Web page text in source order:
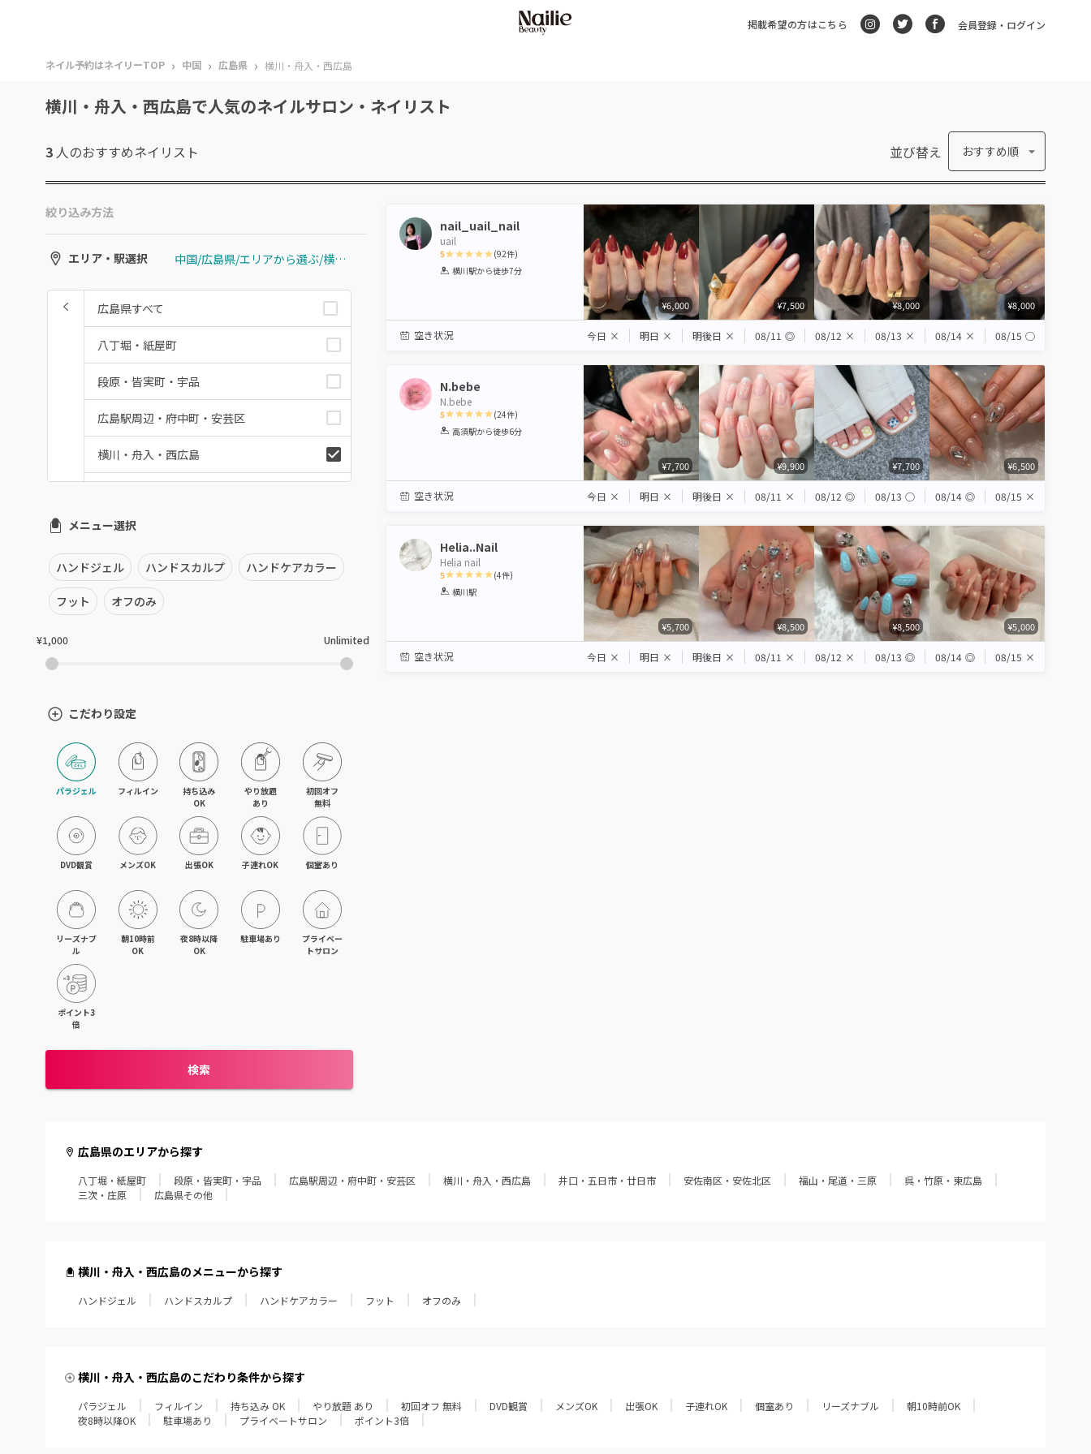
掲載希望の方はこちら 会員登録・ログイン
ネイル予約はネイリーTOP › 中国 › 広島県 › 横川・舟入・西広島
横川・舟入・西広島で人気のネイルサロン・ネイリスト
3 人のおすすめネイリスト 並び替え おすすめ順
絞り込み方法
エリア・駅選択 中国/広島県/エリアから選ぶ/横川・舟入・西広島
広島県すべて
八丁堀・紙屋町
段原・皆実町・宇品
広島駅周辺・府中町・安芸区
横川・舟入・西広島
安佐南区・安佐北区
福山・尾道・三原
呉・竹原・東広島
メニュー選択
ハンドジェル ハンドスカルプ ハンドケアカラー
フット オフのみ
¥1,000 Unlimited
こだわり設定
パラジェル フィルイン
持ち込み
OK
やり放題
あり
初回オフ
無料
DVD観賞 メンズOK 出張OK 子連れOK 個室あり
リーズナブ
ル
朝10時前
OK
夜8時以降
OK
駐車場あり
プライベー
トサロン
ポイント3
倍
検索
nail_uail_nail
uail
5
1 2 3 4 5
(92件)
横川駅から徒歩7分
¥6,000 ¥7,500 ¥8,000 ¥8,000
空き状況 今日 × 明日 × 明後日 × 08/11 ◎ 08/12 × 08/13 × 08/14 × 08/15 ◯
N.bebe
N.bebe
5
1 2 3 4 5
(24件)
高須駅から徒歩6分
¥7,700 ¥9,900 ¥7,700 ¥6,500
空き状況 今日 × 明日 × 明後日 × 08/11 × 08/12 ◎ 08/13 ◯ 08/14 ◎ 08/15 ×
Helia..Nail
Helia nail
5
1 2 3 4
(4件)
横川駅
¥5,700 ¥8,500 ¥8,500 ¥5,000
空き状況 今日 × 明日 × 明後日 × 08/11 × 08/12 × 08/13 ◎ 08/14 ◎ 08/15 ×
広島県のエリアから探す
八丁堀・紙屋町 段原・皆実町・宇品 広島駅周辺・府中町・安芸区 横川・舟入・西広島 井口・五日市・廿日市 安佐南区・安佐北区 福山・尾道・三原
呉・竹原・東広島
三次・庄原
広島県その他
横川・舟入・西広島のメニューから探す
ハンドジェル ハンドスカルプ ハンドケアカラー フット オフのみ
横川・舟入・西広島のこだわり条件から探す
パラジェル フィルイン 持ち込み OK やり放題 あり 初回オフ 無料 DVD観賞 メンズOK 出張OK 子連れOK 個室あり リーズナブル
朝10時前OK
夜8時以降OK
駐車場あり プライベートサロン ポイント3倍